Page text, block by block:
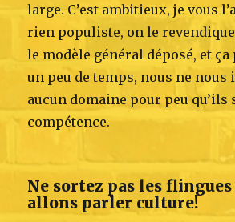
large. C’est ambitieux, je vous
rien populiste, on le
le modèle général déposé, et
un peu de temps, nous ne
aucun domaine pour peu qu’ils
compétence.
Ne sortez pas les
allons parler culture!